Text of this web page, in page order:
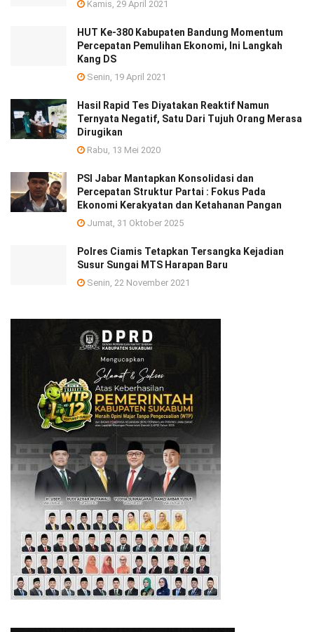
Kamis, 29 April 2021
HUT Ke-380 Kabupaten Bandung Momentum
Percepatan Pemulihan Ekonomi, Ini Langkah
Kang DS
Senin, 19 April 2021
Hasil Rapid Tes Diyatakan Reaktif Namun
Ternyata Negatif, Satu Dari Tujuh Orang Merasa
Dirugikan
Rabu, 13 Mei 2020
PSI Jabar Mantapkan Konsolidasi dan
Percepatan Struktur Partai : Fokus Pada
Ekonomi Kerakyatan dan Ketahanan Pangan
Jumat, 31 Oktober 2025
Polres Ciamis Tetapkan Tersangka Kejadian
Susur Sungai MTS Harapan Baru
Senin, 22 November 2021